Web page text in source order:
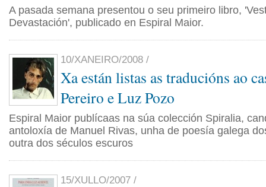
A pasada semana presentou o seu primeiro libro,
Devastación', publicado en Espiral Maior.
10/XANEIRO/2008 /
Xa están listas as traducións ao
Pereiro e Luz Pozo
Espiral Maior publícaas na súa colección Spiralia,
antoloxía de Manuel Rivas, unha de poesía galega
outra dos séculos escuros
15/XULLO/2007 /